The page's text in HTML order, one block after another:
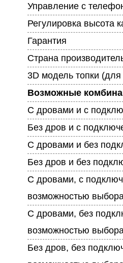
Управление с
Регулировка высота
Гарантия
Страна
3D модель топки
Возможные
С дровами и с
Без дров и с
С дровами и без
Без дров и без
С дровами, с
возможностью
С дровами, без
возможностью
Без дров, без